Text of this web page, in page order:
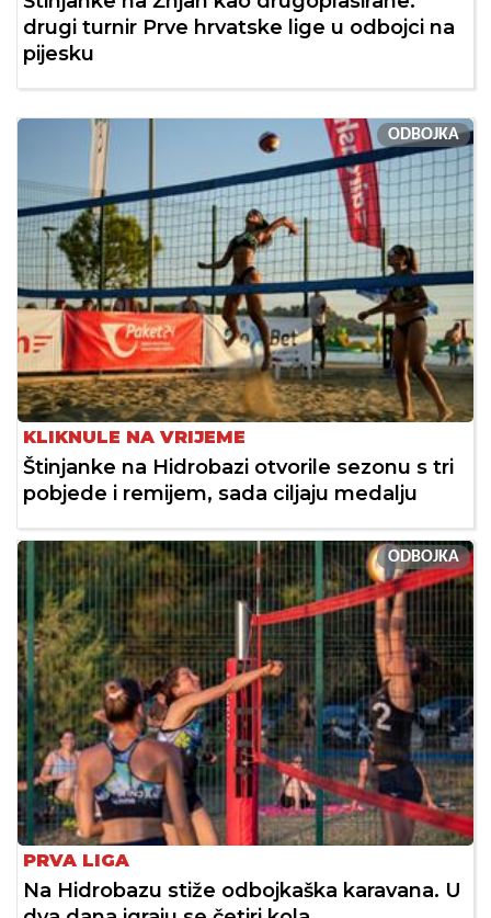
drugi turnir Prve hrvatske lige u odbojci na
pijesku
ODBOJKA
KLIKNULE NA VRIJEME
Štinjanke na Hidrobazi otvorile sezonu s tri
pobjede i remijem, sada ciljaju medalju
ODBOJKA
PRVA LIGA
Na Hidrobazu stiže odbojkaška karavana. U